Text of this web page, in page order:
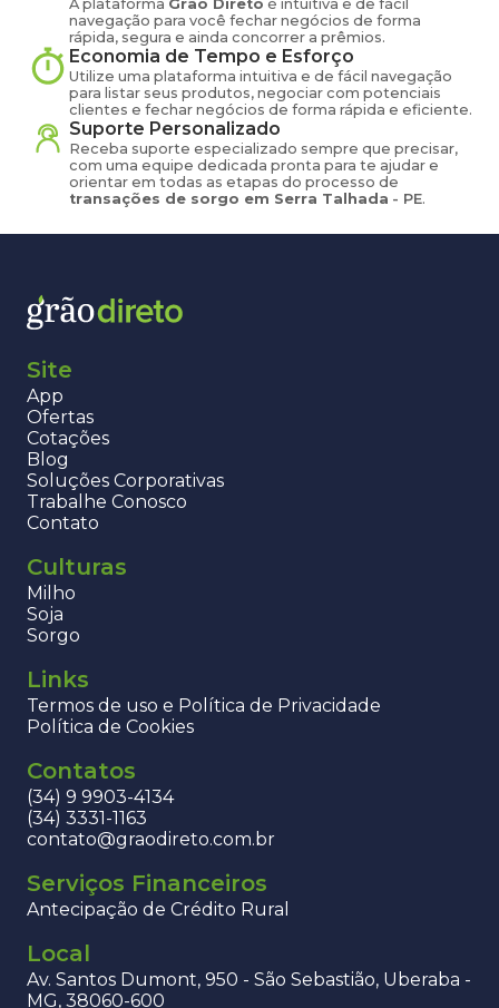
A plataforma Grão Direto é intuitiva e de fácil
navegação para você fechar negócios de forma
rápida, segura e ainda concorrer a prêmios.
Economia de Tempo e Esforço
Utilize uma plataforma intuitiva e de fácil navegação
para listar seus produtos, negociar com potenciais
clientes e fechar negócios de forma rápida e eficiente.
Suporte Personalizado
Receba suporte especializado sempre que precisar,
com uma equipe dedicada pronta para te ajudar e
orientar em todas as etapas do processo de
transações de sorgo em Serra Talhada - PE.
Site
App
Ofertas
Cotações
Blog
Soluções Corporativas
Trabalhe Conosco
Contato
Culturas
Milho
Soja
Sorgo
Links
Termos de uso e Política de Privacidade
Política de Cookies
Contatos
(34) 9 9903-4134
(34) 3331-1163
contato@graodireto.com.br
Serviços Financeiros
Antecipação de Crédito Rural
Local
Av. Santos Dumont, 950 - São Sebastião, Uberaba -
MG, 38060-600